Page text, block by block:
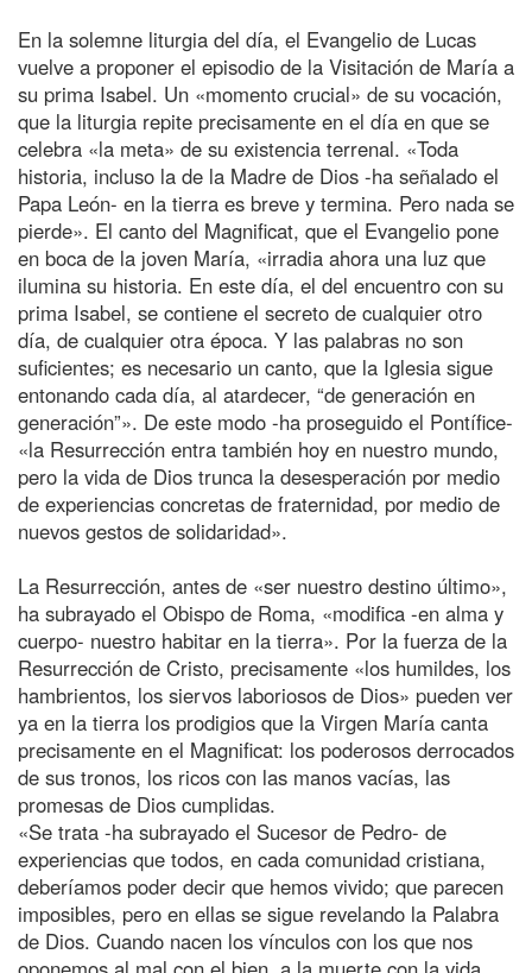
En la solemne liturgia del día, el Evangelio de Lucas
vuelve a proponer el episodio de la Visitación de María a
su prima Isabel. Un «momento crucial» de su vocación,
que la liturgia repite precisamente en el día en que se
celebra «la meta» de su existencia terrenal. «Toda
historia, incluso la de la Madre de Dios -ha señalado el
Papa León- en la tierra es breve y termina. Pero nada se
pierde». El canto del Magnificat, que el Evangelio pone
en boca de la joven María, «irradia ahora una luz que
ilumina su historia. En este día, el del encuentro con su
prima Isabel, se contiene el secreto de cualquier otro
día, de cualquier otra época. Y las palabras no son
suficientes; es necesario un canto, que la Iglesia sigue
entonando cada día, al atardecer, “de generación en
generación”». De este modo -ha proseguido el Pontífice-
«la Resurrección entra también hoy en nuestro mundo,
pero la vida de Dios trunca la desesperación por medio
de experiencias concretas de fraternidad, por medio de
nuevos gestos de solidaridad».
La Resurrección, antes de «ser nuestro destino último»,
ha subrayado el Obispo de Roma, «modifica -en alma y
cuerpo- nuestro habitar en la tierra». Por la fuerza de la
Resurrección de Cristo, precisamente «los humildes, los
hambrientos, los siervos laboriosos de Dios» pueden ver
ya en la tierra los prodigios que la Virgen María canta
precisamente en el Magnificat: los poderosos derrocados
de sus tronos, los ricos con las manos vacías, las
promesas de Dios cumplidas.
«Se trata -ha subrayado el Sucesor de Pedro- de
experiencias que todos, en cada comunidad cristiana,
deberíamos poder decir que hemos vivido; que parecen
imposibles, pero en ellas se sigue revelando la Palabra
de Dios. Cuando nacen los vínculos con los que nos